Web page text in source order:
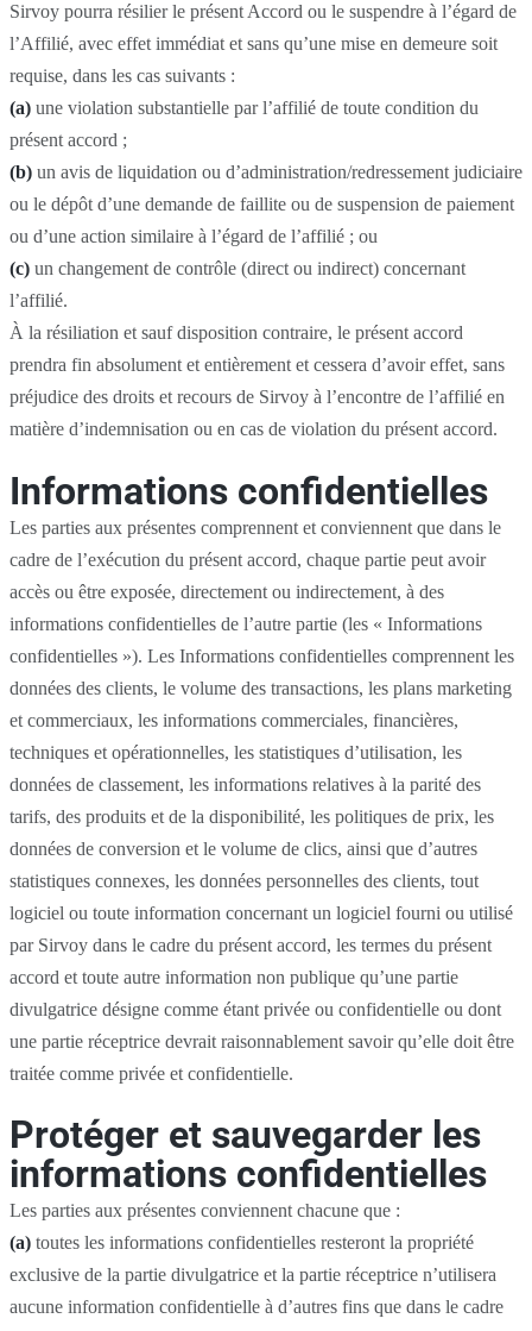
Sirvoy pourra résilier le présent Accord ou le suspendre à l’égard de
l’Affilié, avec effet immédiat et sans qu’une mise en demeure soit
requise, dans les cas suivants :
(a) une violation substantielle par l’affilié de toute condition du
présent accord ;
(b) un avis de liquidation ou d’administration/redressement judiciaire
ou le dépôt d’une demande de faillite ou de suspension de paiement
ou d’une action similaire à l’égard de l’affilié ; ou
(c) un changement de contrôle (direct ou indirect) concernant
l’affilié.
À la résiliation et sauf disposition contraire, le présent accord
prendra fin absolument et entièrement et cessera d’avoir effet, sans
préjudice des droits et recours de Sirvoy à l’encontre de l’affilié en
matière d’indemnisation ou en cas de violation du présent accord.
Informations confidentielles
Les parties aux présentes comprennent et conviennent que dans le
cadre de l’exécution du présent accord, chaque partie peut avoir
accès ou être exposée, directement ou indirectement, à des
informations confidentielles de l’autre partie (les « Informations
confidentielles »). Les Informations confidentielles comprennent les
données des clients, le volume des transactions, les plans marketing
et commerciaux, les informations commerciales, financières,
techniques et opérationnelles, les statistiques d’utilisation, les
données de classement, les informations relatives à la parité des
tarifs, des produits et de la disponibilité, les politiques de prix, les
données de conversion et le volume de clics, ainsi que d’autres
statistiques connexes, les données personnelles des clients, tout
logiciel ou toute information concernant un logiciel fourni ou utilisé
par Sirvoy dans le cadre du présent accord, les termes du présent
accord et toute autre information non publique qu’une partie
divulgatrice désigne comme étant privée ou confidentielle ou dont
une partie réceptrice devrait raisonnablement savoir qu’elle doit être
traitée comme privée et confidentielle.
Protéger et sauvegarder les
informations confidentielles
Les parties aux présentes conviennent chacune que :
(a) toutes les informations confidentielles resteront la propriété
exclusive de la partie divulgatrice et la partie réceptrice n’utilisera
aucune information confidentielle à d’autres fins que dans le cadre